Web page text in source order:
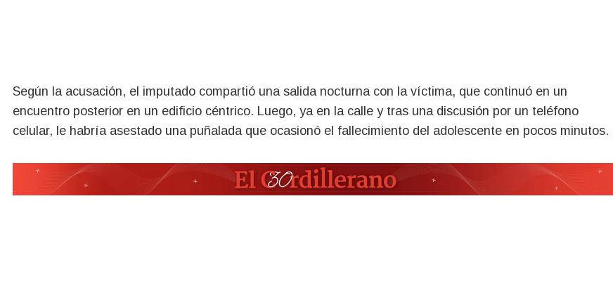
Según la acusación, el imputado compartió una salida nocturna con la víctima, que continuó en un
encuentro posterior en un edificio céntrico. Luego, ya en la calle y tras una discusión por un teléfono
celular, le habría asestado una puñalada que ocasionó el fallecimiento del adolescente en pocos minutos.